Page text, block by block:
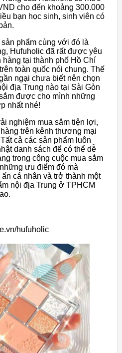
cho đến khoảng 300.000
bạn học sinh, sinh viên có
phẩm cùng với đó là
Hufuholic đã rất được yêu
tại thành phố Hồ Chí
toàn quốc nói chung. Thế
ngại chưa biết nên chọn
địa Trung nào tại Sài Gòn
được cho mình những
nhất nhé!
nghiệm mua sắm tiện lợi,
trên kênh thương mại
cả các sản phẩm luôn
danh sách để có thể dễ
trong công cuộc mua sắm
ưu điểm đó mà
cá nhân và trở thành một
nội địa Trung ở TPHCM
hufuholic